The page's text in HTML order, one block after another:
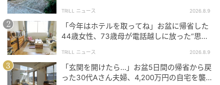
カスタムされたクラシカルな車内
TRILL ニュース 2026.8.9
「今年はホテルを取ってね」お盆に帰省した
44歳女性、73歳母が電話越しに放った“思わ
TRILL ニュース 2026.8.9
「玄関を開けたら…」お盆5日間の帰省から戻
った30代Aさん夫婦、4,200万円の自宅を襲